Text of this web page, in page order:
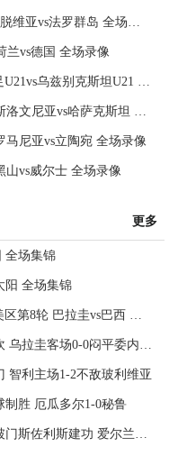
2024年09月11日 欧国联C4组第2轮 拉脱维亚vs法罗群岛 全场录像
兰vs德国 全场录像
2024年09月10日 足球友谊赛 中国男足U21vs乌兹别克斯坦U21 全场录像
2024年09月10日 欧国联B联赛第2轮 斯洛文尼亚vs哈萨克斯坦 全场录像
马尼亚vs立陶宛 全场录像
山vs威尔士 全场录像
更多
全场集锦
阳 全场集锦
2024年09月11日 09月11日 世预赛南美区第8轮 巴拉圭vs巴西 进球
2024年09月11日 世预赛-龙东进球被吹 乌拉圭客场0-0闷平委内瑞拉
智利主场1-2不敌玻利维亚
制胜 厄瓜多尔1-0秘鲁
2024年09月11日 欧国联-伊奥尼迪斯破门斯佐利斯建功 爱尔兰0-2希腊